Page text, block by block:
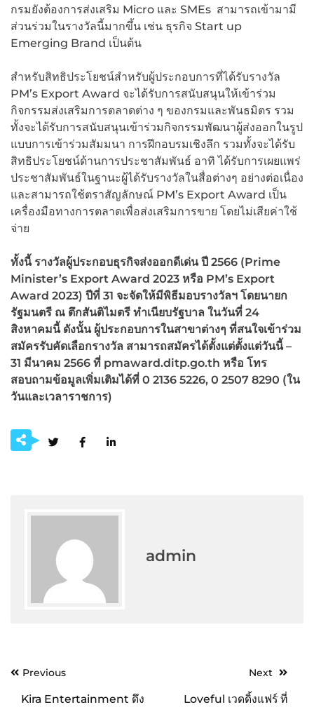
กรมยังต้องการส่งเสริม Micro และ SMEs สามารถเข้ามามี
ส่วนร่วมในรางวัลนี้มากขึ้น เช่น ธุรกิจ Start up
Emerging Brand เป็นต้น
สำหรับสิทธิประโยชน์สำหรับผู้ประกอบการที่ได้รับรางวัล
PM’s Export Award จะได้รับการสนับสนุนให้เข้าร่วม
กิจกรรมส่งเสริมการตลาดต่าง ๆ ของกรมและพันธมิตร รวม
ทั้งจะได้รับการสนับสนุนเข้าร่วมกิจกรรมพัฒนาผู้ส่งออกในรูป
แบบการเข้าร่วมสัมมนา การฝึกอบรมเชิงลึก รวมทั้งจะได้รับ
สิทธิประโยชน์ด้านการประชาสัมพันธ์ อาทิ ได้รับการเผยแพร่
ประชาสัมพันธ์ในฐานะผู้ได้รับรางวัลในสื่อต่างๆ อย่างต่อเนื่อง
และสามารถใช้ตราสัญลักษณ์ PM’s Export Award เป็น
เครื่องมือทางการตลาดเพื่อส่งเสริมการขาย โดยไม่เสียค่าใช้
จ่าย
ทั้งนี้ รางวัลผู้ประกอบธุรกิจส่งออกดีเด่น ปี 2566 (Prime
Minister’s Export Award 2023 หรือ PM’s Export
Award 2023) ปีที่ 31 จะจัดให้มีพิธีมอบรางวัลฯ โดยนายก
รัฐมนตรี ณ ตึกสันติไมตรี ทำเนียบรัฐบาล ในวันที่ 24
สิงหาคมนี้ ดังนั้น ผู้ประกอบการในสาขาต่างๆ ที่สนใจเข้าร่วม
สมัครรับคัดเลือกรางวัล สามารถสมัครได้ตั้งแต่ตั้งแต่วันนี้ –
31 มีนาคม 2566 ที่ pmaward.ditp.go.th หรือ โทร
สอบถามข้อมูลเพิ่มเติมได้ที่ 0 2136 5226, 0 2507 8290 (ใน
วันและเวลาราชการ)
admin
PostPrevious
Kira Entertainment ดึง
Next
Loveful เวดดิ้งแฟร์ ที่